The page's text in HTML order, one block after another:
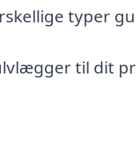
typer
til dit